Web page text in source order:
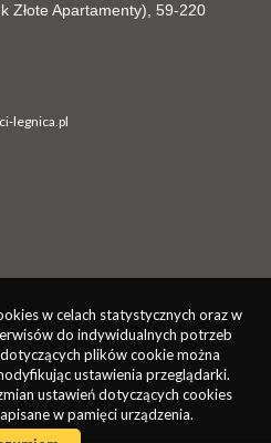
Złote Apartamenty), 59-220
legnica.pl
w celach statystycznych oraz w
do indywidualnych potrzeb
plików cookie można
ustawienia przeglądarki.
ustawień dotyczących cookies
w pamięci urządzenia.